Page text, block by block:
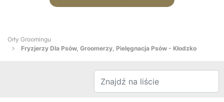
Orły Groomingu
Fryzjerzy Dla Psów, Groomerzy, Pielęgnacja Psów - Kłodzko